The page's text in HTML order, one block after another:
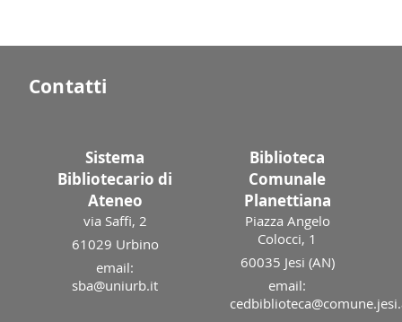
Contatti
Sistema
Bibliotecario di
Ateneo
via Saffi, 2
61029 Urbino
email:
sba@uniurb.it
Biblioteca
Comunale
Planettiana
Piazza Angelo
Colocci, 1
60035 Jesi (AN)
email: